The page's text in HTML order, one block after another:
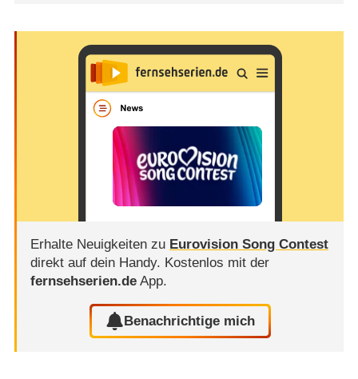
Erhalte Neuigkeiten zu Eurovision Song Contest
direkt auf dein Handy. Kostenlos mit der
fernsehserien.deApp.
Benachrichtige mich